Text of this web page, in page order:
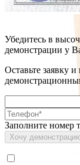
Убедитесь в
демонстрации у
Оставьте заявку
Заполните номер